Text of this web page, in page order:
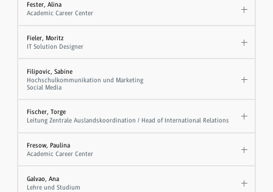
Fester, Alina
Academic Career Center
Fieler, Moritz
IT Solution Designer
Filipovic, Sabine
Hochschulkommunikation und Marketing
Social Media
Fischer, Torge
Leitung Zentrale Auslandskoordination / Head of International Relations
Fresow, Paulina
Academic Career Center
Galvao, Ana
Lehre und Studium